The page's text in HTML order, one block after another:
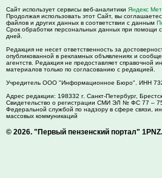
Сайт использует сервисы веб-аналитики Яндекс
Продолжая использовать этот Сайт, вы
файлов и других данных в соответствии с данным
Срок обработки персональных данных при помощи
дней.
Редакция не несет ответственность за
опубликованной в рекламных объявлениях и
агентств. Редакция не предоставляет справочной
материалов только по согласованию с редакцией.
Учредитель ООО "Информационное Бюро". ИНН
Адрес редакции: 198332 г. Санкт-Петербург,
Свидетельство о регистрации СМИ ЭЛ № ФС 77 –
Федеральной службой по надзору в сфере связи,
массовых коммуникаций
© 2026. "Первый пензенский портал"